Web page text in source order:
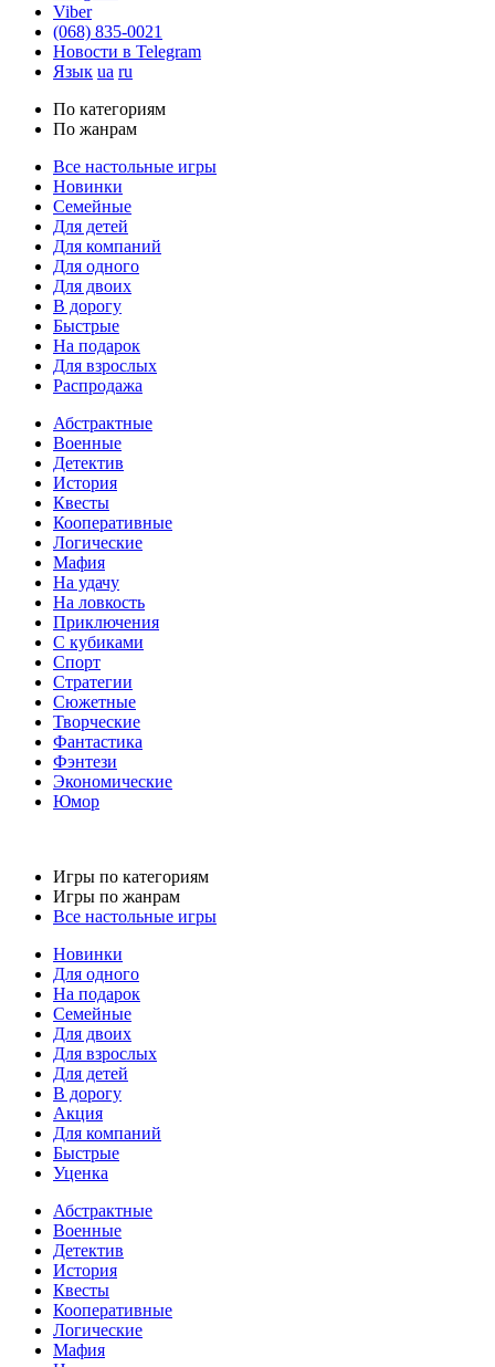
Viber
(068) 835-0021
Новости в Telegram
Язык ua ru
По категориям
По жанрам
Все настольные игры
Новинки
Семейные
Для детей
Для компаний
Для одного
Для двоих
В дорогу
Быстрые
На подарок
Для взрослых
Распродажа
Абстрактные
Военные
Детектив
История
Квесты
Кооперативные
Логические
Мафия
На удачу
На ловкость
Приключения
С кубиками
Спорт
Стратегии
Сюжетные
Творческие
Фантастика
Фэнтези
Экономические
Юмор
Игры по категориям
Игры по жанрам
Все настольные игры
Новинки
Для одного
На подарок
Семейные
Для двоих
Для взрослых
Для детей
В дорогу
Акция
Для компаний
Быстрые
Уценка
Абстрактные
Военные
Детектив
История
Квесты
Кооперативные
Логические
Мафия